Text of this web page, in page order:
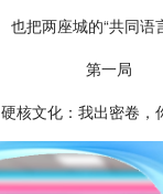
也把两座城的“共同语
第一局
硬核文化：我出密卷，